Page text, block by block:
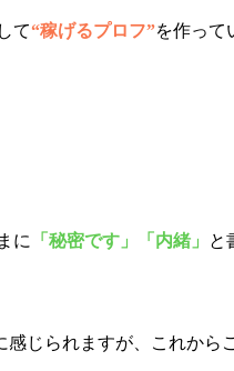
て“稼げるプロフ”を作っ
に 「秘密です」「内緒」
と
感じられますが、これから